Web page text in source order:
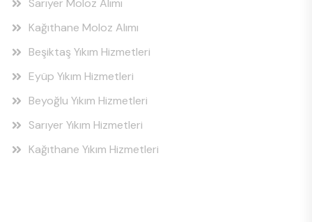
Sarıyer Moloz Alımı
Kağıthane Moloz Alımı
Beşiktaş Yıkım Hizmetleri
Eyüp Yıkım Hizmetleri
Beyoğlu Yıkım Hizmetleri
Sarıyer Yıkım Hizmetleri
Kağıthane Yıkım Hizmetleri